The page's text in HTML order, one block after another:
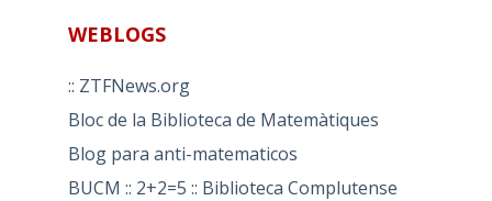
WEBLOGS
:: ZTFNews.org
Bloc de la Biblioteca de Matemàtiques
Blog para anti-matematicos
BUCM :: 2+2=5 :: Biblioteca Complutense